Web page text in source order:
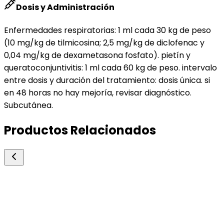
Dosis y Administración
Enfermedades respiratorias: 1 ml cada 30 kg de peso
(10 mg/kg de tilmicosina; 2,5 mg/kg de diclofenac y
0,04 mg/kg de dexametasona fosfato). pietín y
queratoconjuntivitis: 1 ml cada 60 kg de peso. intervalo
entre dosis y duración del tratamiento: dosis única. si
en 48 horas no hay mejoría, revisar diagnóstico.
Subcutánea.
Productos Relacionados